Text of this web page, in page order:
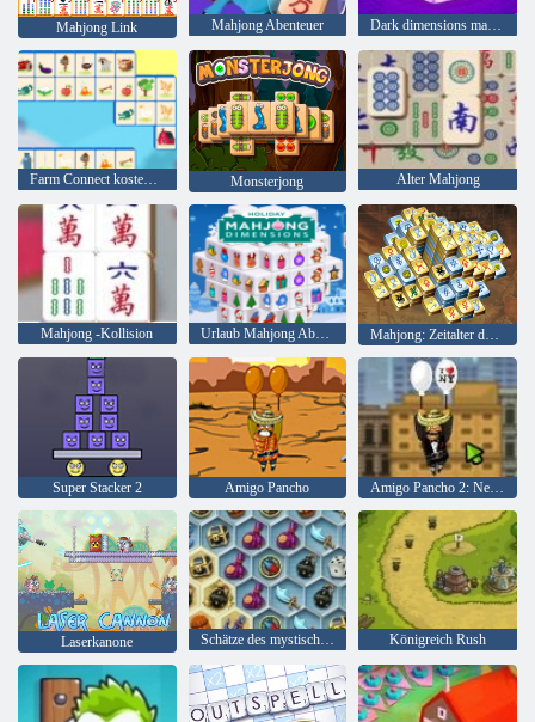
Mahjong Link Mahjong Abenteuer Dark dimensions mahjong
Farm Connect kostenlos Monsterjong Alter Mahjong
Mahjong -Kollision Urlaub Mahjong Abmessungen Mahjong: Zeitalter der Alchemie
Super Stacker 2 Amigo Pancho Amigo Pancho 2: New York Party
Laserkanone Schätze des mystischen Meeres Königreich Rush